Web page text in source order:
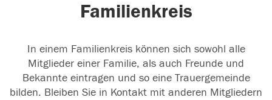
Familienkreis
In einem Familienkreis können sich sowohl alle
Mitglieder einer Familie, als auch Freunde und
Bekannte eintragen und so eine Trauergemeinde
bilden. Bleiben Sie in Kontakt mit anderen Mitgliedern